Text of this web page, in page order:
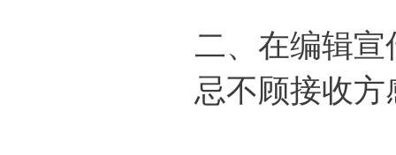
二、在编辑
忌不顾接收